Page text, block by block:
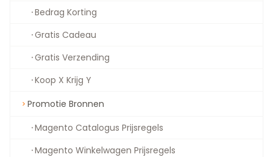
Bedrag Korting
Gratis Cadeau
Gratis Verzending
Koop X Krijg Y
Promotie Bronnen
Magento Catalogus Prijsregels
Magento Winkelwagen Prijsregels